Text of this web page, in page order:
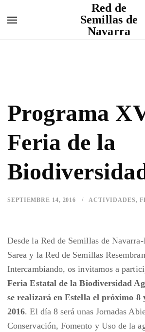
Red de
Semillas de
Navarra
Programa
Feria de la
SEPTIEMBRE 14, 2016 ACTIVIDADES,
Desde la Red de Semillas de
Sarea y la Red de Semillas
Intercambiando, os invitamos a
Feria Estatal de la Biodiversidad
se realizará en Estella el próximo 8
2016. El día 8será unas Jornadas
Conservación, Fomento y Uso de la